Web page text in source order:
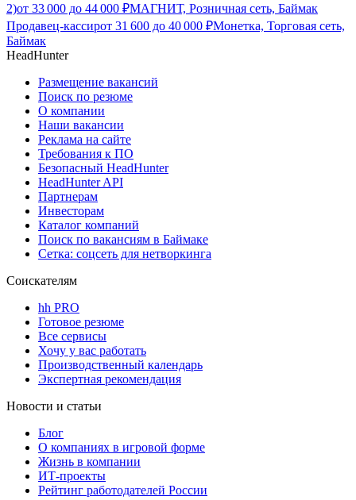
2)от 33 000 до 44 000 ₽МАГНИТ, Розничная сеть, Баймак
Продавец-кассирот 31 600 до 40 000 ₽Монетка, Торговая сеть,
Баймак
HeadHunter
Размещение вакансий
Поиск по резюме
О компании
Наши вакансии
Реклама на сайте
Требования к ПО
Безопасный HeadHunter
HeadHunter API
Партнерам
Инвесторам
Каталог компаний
Поиск по вакансиям в Баймаке
Сетка: соцсеть для нетворкинга
Соискателям
hh PRO
Готовое резюме
Все сервисы
Хочу у вас работать
Производственный календарь
Экспертная рекомендация
Новости и статьи
Блог
О компаниях в игровой форме
Жизнь в компании
ИТ-проекты
Рейтинг работодателей России